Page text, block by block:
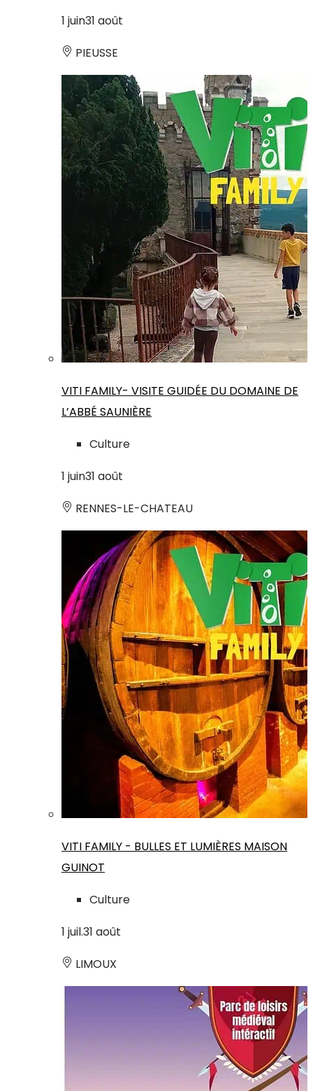
1 juin31 août
PIEUSSE
VITI FAMILY- VISITE GUIDÉE DU DOMAINE DE
L’ABBÉ SAUNIÈRE
Culture
1 juin31 août
RENNES-LE-CHATEAU
VITI FAMILY - BULLES ET LUMIÈRES MAISON
GUINOT
Culture
1 juil.31 août
LIMOUX